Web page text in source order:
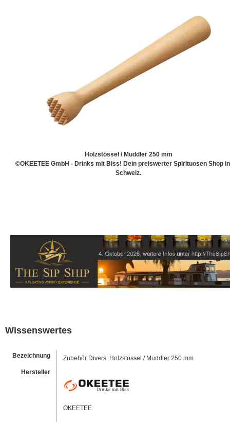
Holzstössel / Muddler 250 mm
©OKEETEE GmbH - Drinks mit Biss! Dein preiswerter Spirituosen Shop
Schweiz.
Wissenswertes
Bezeichnung
Zubehör Divers: Holzstössel / Muddler 250 mm
Hersteller
OKEETEE